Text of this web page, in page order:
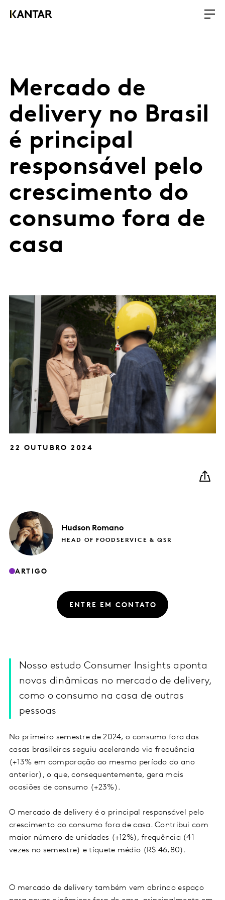
Mercado de
delivery no Brasil
é principal
responsável pelo
crescimento do
consumo fora de
casa
22 OUTUBRO 2024
Hudson Romano
HEAD OF FOODSERVICE & QSR
ARTIGO
ENTRE EM CONTATO
Nosso estudo Consumer Insights aponta
novas dinâmicas no mercado de delivery,
como o consumo na casa de outras
pessoas
No primeiro semestre de 2024, o consumo fora das
casas brasileiras seguiu acelerando via frequência
(+13% em comparação ao mesmo período do ano
anterior), o que, consequentemente, gera mais
ocasiões de consumo (+23%).
O mercado de delivery é o principal responsável pelo
crescimento do consumo fora de casa. Contribui com
maior número de unidades (+12%), frequência (41
vezes no semestre) e tíquete médio (R$ 46,80).
O mercado de delivery também vem abrindo espaço